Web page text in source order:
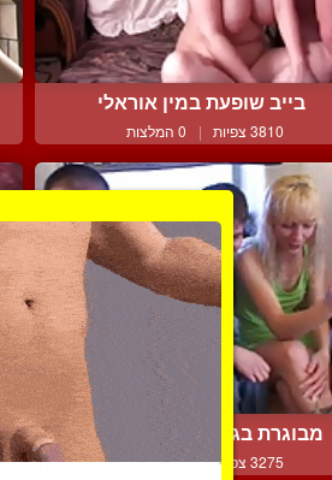
בייב שופעת במין אוראלי
3810 צפיות | 0 המלצות
מבוגרת בגנג בנג עם 4 בחו...
3275 צפיות | 0 המלצות